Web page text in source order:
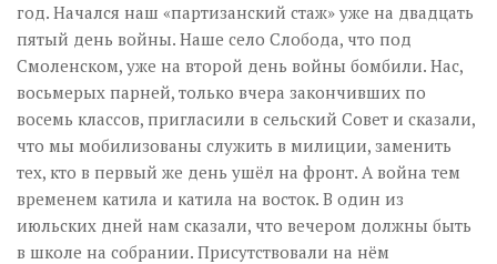
год. Начался наш «партизанский стаж» уже на двадцать
пятый день войны. Наше село Слобода, что под
Смоленском, уже на второй день войны бомбили. Нас,
восьмерых парней, только вчера закончивших по
восемь классов, пригласили в сельский Совет и сказали,
что мы мобилизованы служить в милиции, заменить
тех, кто в первый же день ушёл на фронт. А война тем
временем катила и катила на восток. В один из
июльских дней нам сказали, что вечером должны быть
в школе на собрании. Присутствовали на нём